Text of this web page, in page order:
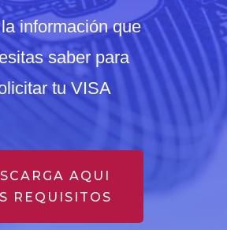
información que
saber para
tu VISA
AQUI
REQUISITOS